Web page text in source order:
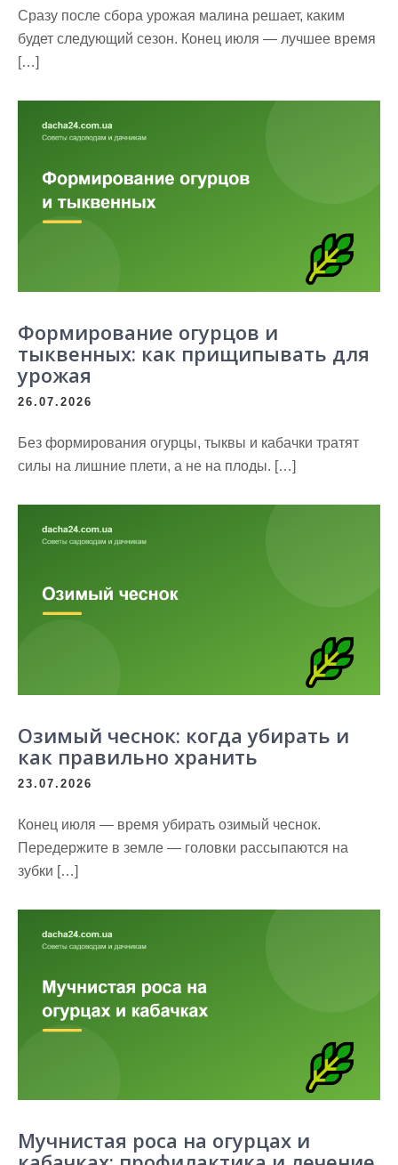
Сразу после сбора урожая малина решает, каким
будет следующий сезон. Конец июля — лучшее время
[…]
Формирование огурцов и
тыквенных: как прищипывать для
урожая
26.07.2026
Без формирования огурцы, тыквы и кабачки тратят
силы на лишние плети, а не на плоды. […]
Озимый чеснок: когда убирать и
как правильно хранить
23.07.2026
Конец июля — время убирать озимый чеснок.
Передержите в земле — головки рассыпаются на
зубки […]
Мучнистая роса на огурцах и